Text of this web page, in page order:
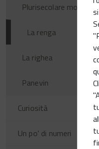
Plurisecolare mostra
La renga
La righea
Panevin
Curiosità
Un po' di numeri